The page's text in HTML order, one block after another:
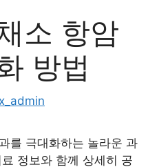
소 항암
방법
를 극대화하는 놀라운 과
정보와 함께 상세히 공